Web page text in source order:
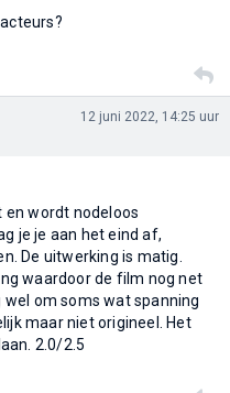
12 juni 2022, 14:25 uur
en wordt nodeloos
je je aan het eind af,
De uitwerking is matig.
waardoor de film nog net
om soms wat spanning
maar niet origineel. Het
2.0/2.5